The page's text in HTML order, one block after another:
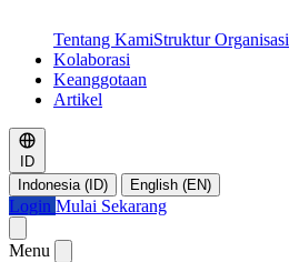
Tentang KamiStruktur Organisasi
Kolaborasi
Keanggotaan
Artikel
ID
Indonesia (ID)
English (EN)
Login Mulai Sekarang
Menu